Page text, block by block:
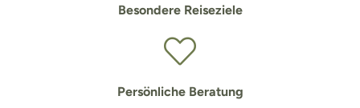
Besondere Reiseziele
Persönliche Beratung